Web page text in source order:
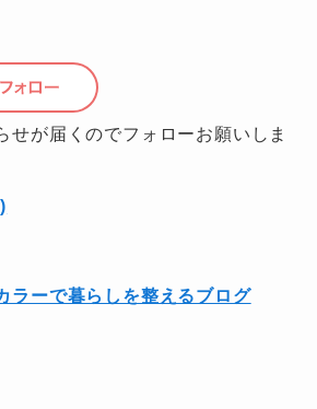
せが届くのでフォローお願いしま
ラーで暮らしを整えるブログ